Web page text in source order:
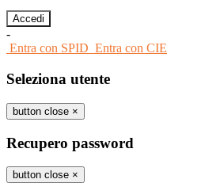
-
Entra con SPID Entra con CIE
Seleziona utente
button close ×
Recupero password
button close ×